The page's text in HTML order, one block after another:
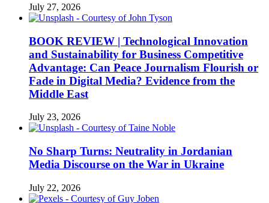
July 27, 2026
BOOK REVIEW | Technological Innovation
and Sustainability for Business Competitive
Advantage: Can Peace Journalism Flourish or
Fade in Digital Media? Evidence from the
Middle East
July 23, 2026
No Sharp Turns: Neutrality in Jordanian
Media Discourse on the War in Ukraine
July 22, 2026